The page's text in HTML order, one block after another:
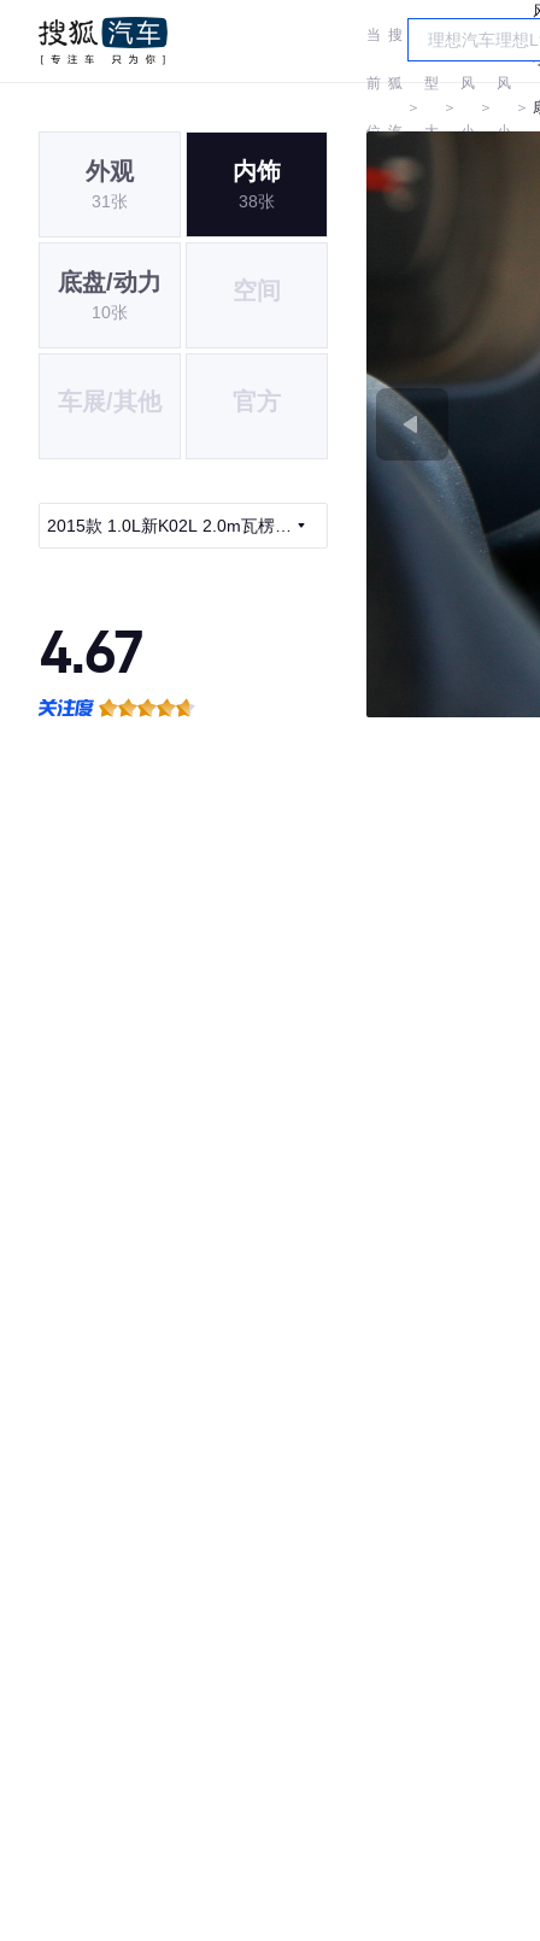
当
前
位
搜
狐
汽
车
＞
车
型
大
＞
东
风
小
＞
东
风
小
＞
外观
31张
内饰
38张
底盘/动力
10张
空间
车展/其他 官方
2015款 1.0L新K02L 2.0m瓦楞货
4.67